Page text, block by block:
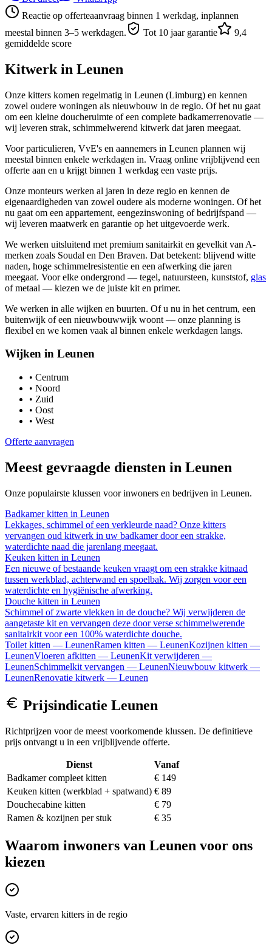
Reactie op offerteaanvraag binnen 1 werkdag, inplannen
meestal binnen 3–5 werkdagen.
Tot 10 jaar garantie
9,4
gemiddelde score
Kitwerk in Leunen
Onze kitters komen regelmatig in Leunen (Limburg) en kennen
zowel oudere woningen als nieuwbouw in de regio. Of het nu gaat
om een kleine doucheruimte of een complete badkamerrenovatie —
wij leveren strak, schimmelwerend kitwerk dat jaren meegaat.
Voor particulieren, VvE's en aannemers in Leunen plannen wij
meestal binnen enkele werkdagen in. Vraag online vrijblijvend een
offerte aan en u krijgt binnen 1 werkdag een vaste prijs.
Onze monteurs werken al jaren in deze regio en kennen de
eigenaardigheden van zowel oudere als moderne woningen. Of het
nu gaat om een appartement, eengezinswoning of bedrijfspand —
wij leveren maatwerk en garantie op het uitgevoerde werk.
We werken uitsluitend met premium sanitairkit en gevelkit van A-
merken zoals Soudal en Den Braven. Dat betekent: blijvend witte
naden, hoge schimmelresistentie en een afwerking die jaren
meegaat. Voor elke ondergrond — tegel, natuursteen, kunststof, glas
of metaal — kiezen we de juiste kit en primer.
We werken in alle wijken en buurten. Of u nu in het centrum, een
buitenwijk of een nieuwbouwwijk woont — onze planning is
flexibel en we komen vaak al binnen enkele werkdagen langs.
Wijken in Leunen
• Centrum
• Noord
• Zuid
• Oost
• West
Offerte aanvragen
Meest gevraagde diensten in Leunen
Onze populairste klussen voor inwoners en bedrijven in Leunen.
Badkamer kitten in Leunen
Lekkages, schimmel of een verkleurde naad? Onze kitters
vervangen oud kitwerk in uw badkamer door een strakke,
waterdichte naad die jarenlang meegaat.
Keuken kitten in Leunen
Een nieuwe of bestaande keuken vraagt om een strakke kitnaad
tussen werkblad, achterwand en spoelbak. Wij zorgen voor een
waterdichte en hygiënische afwerking.
Douche kitten in Leunen
Schimmel of zwarte vlekken in de douche? Wij verwijderen de
aangetaste kit en vervangen deze door verse schimmelwerende
sanitairkit voor een 100% waterdichte douche.
Toilet kitten — LeunenRamen kitten — LeunenKozijnen kitten —
LeunenVloeren afkitten — LeunenKit verwijderen —
LeunenSchimmelkit vervangen — LeunenNieuwbouw kitwerk —
LeunenRenovatie kitwerk — Leunen
Prijsindicatie Leunen
Richtprijzen voor de meest voorkomende klussen. De definitieve
prijs ontvangt u in een vrijblijvende offerte.
Dienst
Vanaf
Badkamer compleet kitten
€ 149
Keuken kitten (werkblad + spatwand) € 89
Douchecabine kitten
€ 79
Ramen & kozijnen per stuk
€ 35
Waarom inwoners van Leunen voor ons
kiezen
Vaste, ervaren kitters in de regio